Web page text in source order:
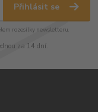
Přihlásit se
rozesílky newsletteru.
za 14 dní.